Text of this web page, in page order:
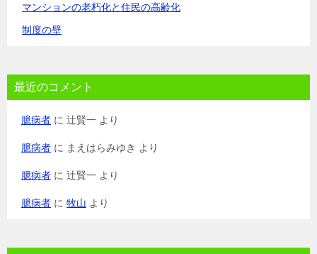
マンションの老朽化と住民の高齢化
制度の壁
最近のコメント
臆病者 に 辻賢一 より
臆病者 に まえはらみゆき より
臆病者 に 辻賢一 より
臆病者 に 牧山 より